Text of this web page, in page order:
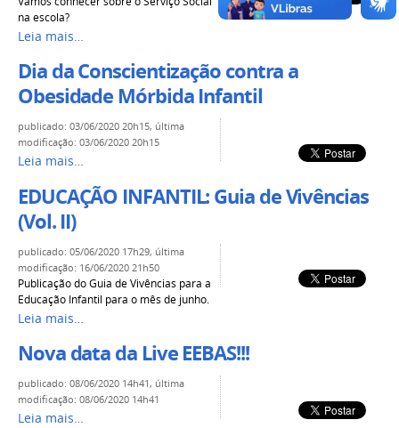
na escola?
Leia mais…
Dia da Conscientização contra a
Obesidade Mórbida Infantil
publicado: 03/06/2020 20h15, última
modificação: 03/06/2020 20h15
Leia mais…
EDUCAÇÃO INFANTIL: Guia de Vivências
(Vol. II)
publicado: 05/06/2020 17h29, última
modificação: 16/06/2020 21h50
Publicação do Guia de Vivências para a
Educação Infantil para o mês de junho.
Leia mais…
Nova data da Live EEBAS!!!
publicado: 08/06/2020 14h41, última
modificação: 08/06/2020 14h41
Leia mais…